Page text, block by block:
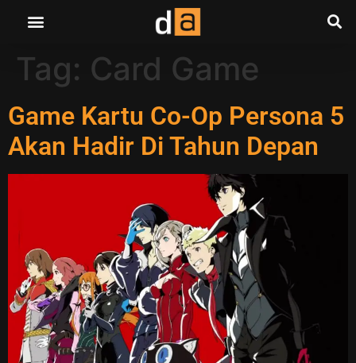
Tag: Card Game
Game Kartu Co-Op Persona 5
Akan Hadir Di Tahun Depan